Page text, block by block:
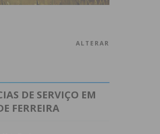
ALTERAR
DE SERVIÇO EM
FERREIRA